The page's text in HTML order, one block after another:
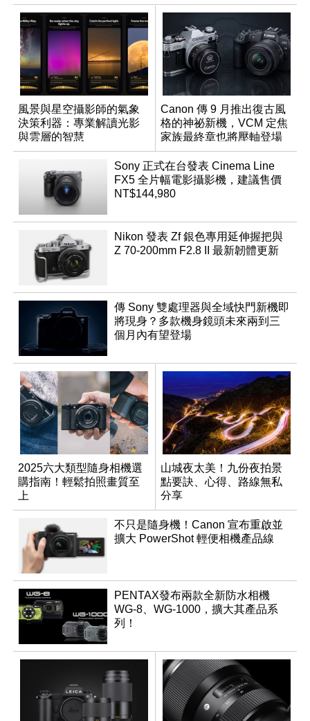
風景與星空攝影師的氣象
決策利器：專業解讀光影
與雲層的智慧
App「Atmos」登場
Canon 傳 9 月推出復古風
格的神祕新機，VCM 定焦
家族最終章也將壓軸登場
Sony 正式在台發表 Cinema Line
FX5 全片幅電影攝影機，建議售價
NT$144,980
Nikon 發表 Zf 銀色專用延伸握把與
Z 70-200mm F2.8 II 最新韌體更新
傳 Sony 雙處理器與全域快門新機即
將現身？多款機身鏡頭未來兩到三
個月內有望登場
2025六大類型隨身相機選
購指南！輕鬆拍照畫質至
上
山城夜太美！九份夜拍景
點要訣、心得、路線無私
分享
不只是隨身機！Canon 宣布重啟並
擴大 PowerShot 輕便相機產品線
PENTAX發布兩款全新防水相機
WG-8、WG-1000，擴大其產品系
列！